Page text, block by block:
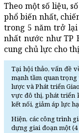
Theo một số liệu,
phổ biến nhất,
trong 5 năm trở lại
nhất nước như TP
cung chủ lực cho
Tại hội thảo, vấn đề
mạnh tầm quan
lược và Phát triển
vực đô thị, phát triển
kết nối, giảm áp lực
Hiện, các công trình
dựng giai đoạn một